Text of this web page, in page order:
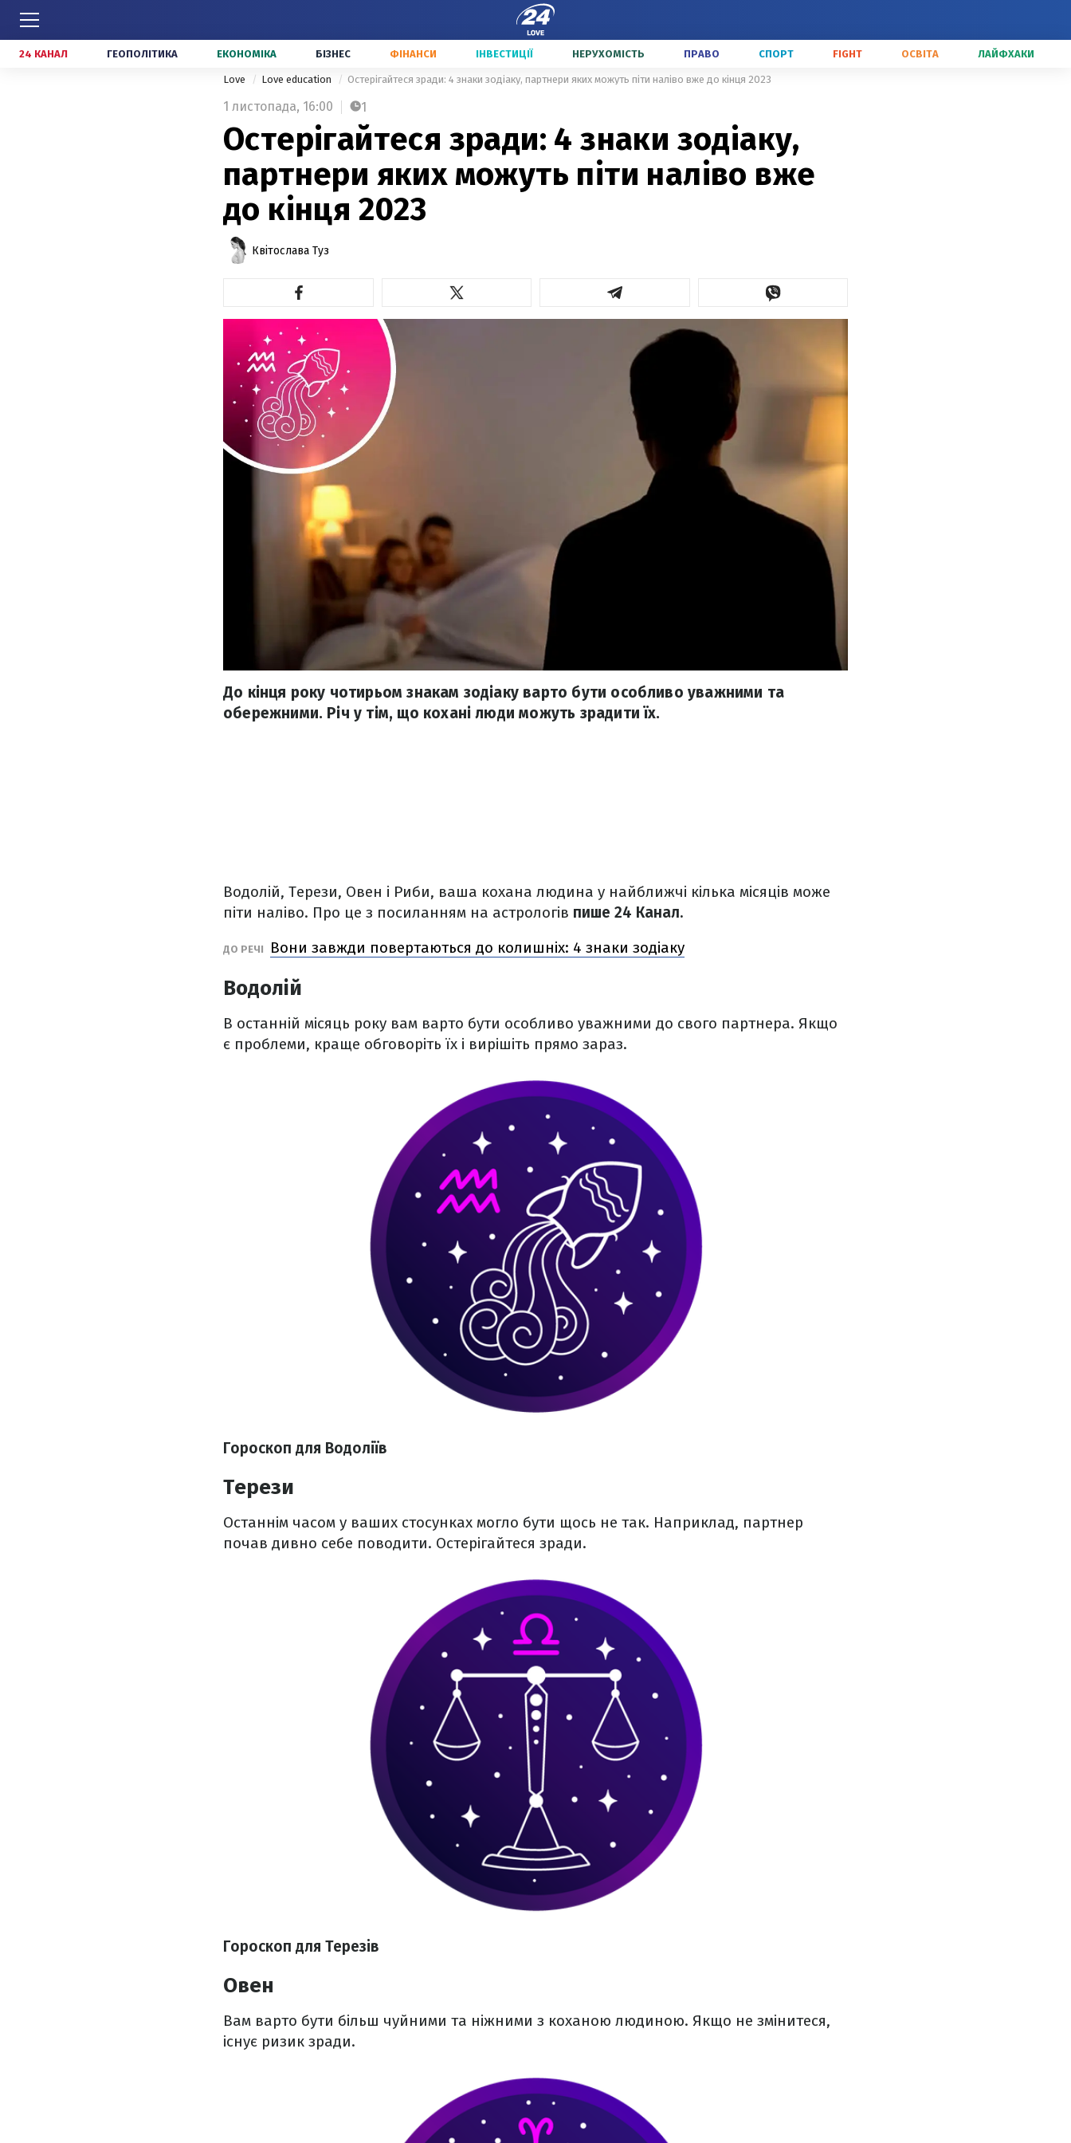
24 КАНАЛ ГЕОПОЛІТИКА ЕКОНОМІКА БІЗНЕС ФІНАНСИ ІНВЕСТИЦІЇ НЕРУХОМІСТЬ ПРАВО СПОРТ FIGHT ОСВІТА ЛАЙФХАКИ
Love Love education Остерігайтеся зради: 4 знаки зодіаку, партнери яких можуть піти наліво вже до кінця 2023
1 листопада, 16:00 1
Остерігайтеся зради: 4 знаки зодіаку,
партнери яких можуть піти наліво вже
до кінця 2023
Квітослава Туз
До кінця року чотирьом знакам зодіаку варто бути особливо уважними та
обережними. Річ у тім, що кохані люди можуть зрадити їх.
Водолій, Терези, Овен і Риби, ваша кохана людина у найближчі кілька місяців може
піти наліво. Про це з посиланням на астрологів пише 24 Канал.
ДО РЕЧІ Вони завжди повертаються до колишніх: 4 знаки зодіаку
Водолій
В останній місяць року вам варто бути особливо уважними до свого партнера. Якщо
є проблеми, краще обговоріть їх і вирішіть прямо зараз.
Гороскоп для Водоліїв
Терези
Останнім часом у ваших стосунках могло бути щось не так. Наприклад, партнер
почав дивно себе поводити. Остерігайтеся зради.
Гороскоп для Терезів
Овен
Вам варто бути більш чуйними та ніжними з коханою людиною. Якщо не змінитеся,
існує ризик зради.